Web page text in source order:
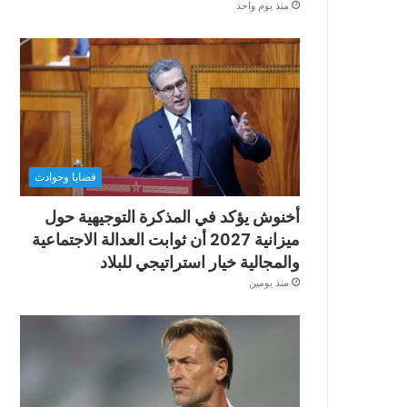
منذ يوم واحد
قضايا وحوادث
أخنوش يؤكد في المذكرة التوجيهية حول
ميزانية 2027 أن ثوابت العدالة الاجتماعية
والمجالية خيار استراتيجي للبلاد
منذ يومين